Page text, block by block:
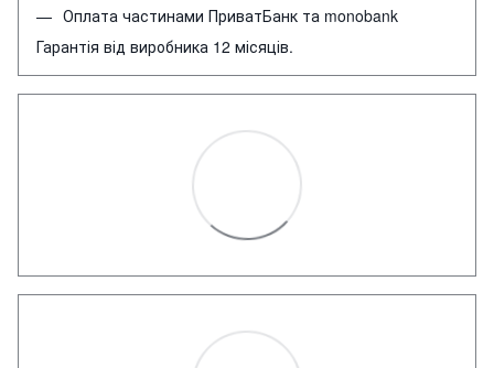
Оплата частинами ПриватБанк та monobank
Гарантія від виробника 12 місяців.